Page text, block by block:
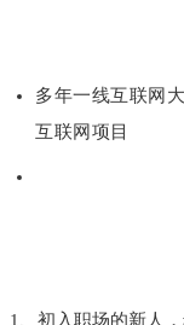
多年一线互联网
互联网项目
1、初入职场的新人